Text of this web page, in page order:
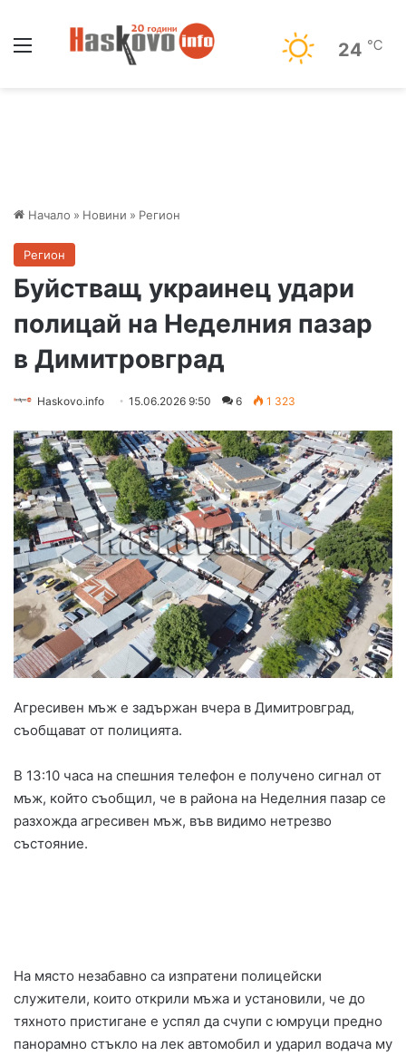
24 ℃
Начало » Новини » Регион
Регион
Буйстващ украинец удари
полицай на Неделния пазар
в Димитровград
Haskovo.info 15.06.2026 9:50 6 1 323
Агресивен мъж е задържан вчера в Димитровград,
съобщават от полицията.
В 13:10 часа на спешния телефон е получено сигнал от
мъж, който съобщил, че в района на Неделния пазар се
разхожда агресивен мъж, във видимо нетрезво
състояние.
На място незабавно са изпратени полицейски
служители, които открили мъжа и установили, че до
тяхното пристигане е успял да счупи с юмруци предно
панорамно стъкло на лек автомобил и ударил водача му